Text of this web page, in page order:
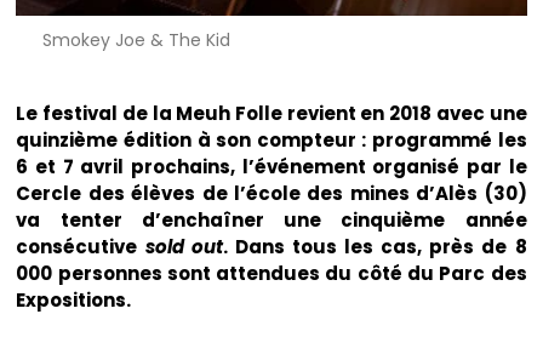
Smokey Joe & The Kid
Le festival de la Meuh Folle revient en 2018 avec une
quinzième édition à son compteur : programmé les
6 et 7 avril prochains, l’événement organisé par le
Cercle des élèves de l’école des mines d’Alès (30)
va tenter d’enchaîner une cinquième année
consécutive sold out. Dans tous les cas, près de 8
000 personnes sont attendues du côté du Parc des
Expositions.